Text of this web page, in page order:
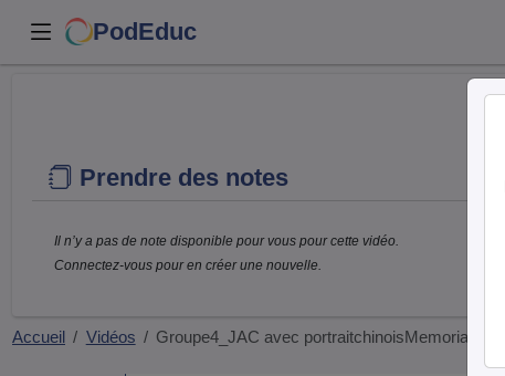
PodEduc
Prendre des notes
Il n’y a pas de note disponible pour vous pour cette vidéo.
Connectez-vous pour en créer une nouvelle.
Accueil Vidéos Groupe4_JAC avec portraitchinoisMemorial.mp3